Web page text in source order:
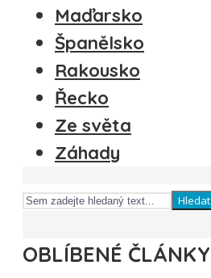
Maďarsko
Španělsko
Rakousko
Řecko
Ze světa
Záhady
Hledat
OBLÍBENÉ ČLÁNKY